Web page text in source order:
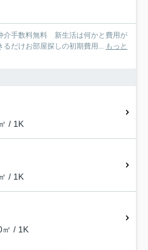
介手数料無料 新生活は何かと費用が
るだけお部屋探しの初期費用... もっと
/ 1K
/ 1K
㎡ / 1K